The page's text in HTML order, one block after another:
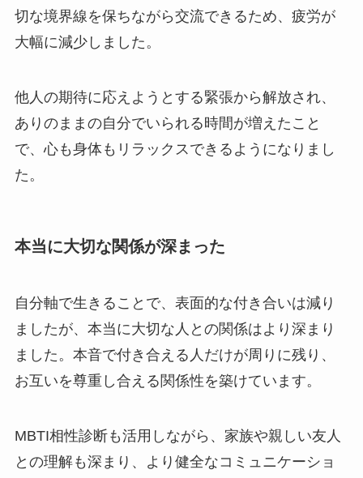
切な境界線を保ちながら交流できるため、疲労が
大幅に減少しました。
他人の期待に応えようとする緊張から解放され、
ありのままの自分でいられる時間が増えたこと
で、心も身体もリラックスできるようになりまし
た。
本当に大切な関係が深まった
自分軸で生きることで、表面的な付き合いは減り
ましたが、本当に大切な人との関係はより深まり
ました。本音で付き合える人だけが周りに残り、
お互いを尊重し合える関係性を築けています。
MBTI相性診断も活用しながら、家族や親しい友人
との理解も深まり、より健全なコミュニケーショ